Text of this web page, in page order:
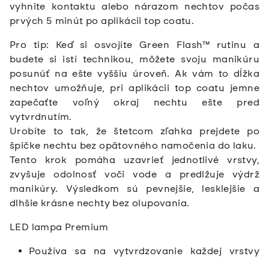
vyhnite kontaktu alebo nárazom nechtov počas
prvých 5 minút po aplikácii top coatu.
Pro tip: Keď si osvojíte Green Flash™ rutinu a
budete si istí technikou, môžete svoju manikúru
posunúť na ešte vyššiu úroveň. Ak vám to dĺžka
nechtov umožňuje, pri aplikácii top coatu jemne
zapečaťte voľný okraj nechtu ešte pred
vytvrdnutím.
Urobíte to tak, že štetcom zľahka prejdete po
špičke nechtu bez opätovného namočenia do laku.
Tento krok pomáha uzavrieť jednotlivé vrstvy,
zvyšuje odolnosť voči vode a predlžuje výdrž
manikúry. Výsledkom sú pevnejšie, lesklejšie a
dlhšie krásne nechty bez olupovania.
LED lampa Premium
Používa sa na vytvrdzovanie každej vrstvy